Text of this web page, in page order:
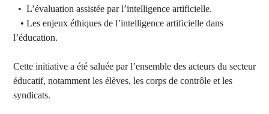
• L’évaluation assistée par l’intelligence artificielle.
• Les enjeux éthiques de l’intelligence artificielle dans
l’éducation.
Cette initiative a été saluée par l’ensemble des acteurs du secteur
éducatif, notamment les élèves, les corps de contrôle et les
syndicats.